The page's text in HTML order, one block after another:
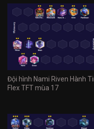
Đội hình Nami Riven Hành
Flex TFT mùa 17